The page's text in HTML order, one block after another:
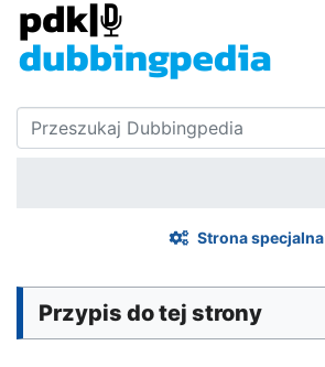
Strona specjalna
Przypis do tej strony